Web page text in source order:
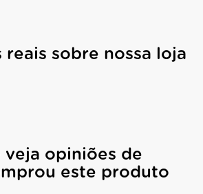
reais sobre nossa loja
veja opiniões de
este produto